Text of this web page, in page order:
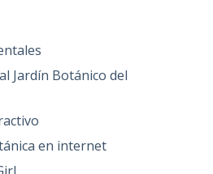
Jardín Botánico del
en internet